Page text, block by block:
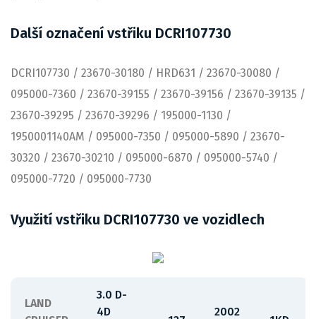
Další označení vstřiku DCRI107730
DCRI107730 / 23670-30180 / HRD631 / 23670-30080 /
095000-7360 / 23670-39155 / 23670-39156 / 23670-39135 /
23670-39295 / 23670-39296 / 195000-1130 /
1950001140AM / 095000-7350 / 095000-5890 / 23670-
30320 / 23670-30210 / 095000-6870 / 095000-5740 /
095000-7720 / 095000-7730
Využití vstřiku DCRI107730 ve vozidlech
LAND
3.0 D-
4D
2002